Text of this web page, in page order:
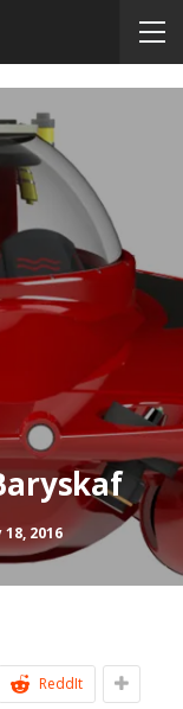
18, 2016
ReddIt